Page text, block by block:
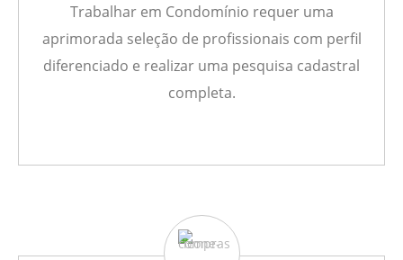
Trabalhar em Condomínio requer uma
aprimorada seleção de profissionais com perfil
diferenciado e realizar uma pesquisa cadastral
completa.